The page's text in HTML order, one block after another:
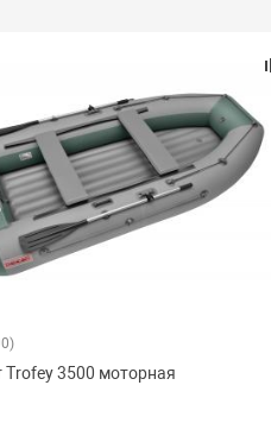
3500 моторная